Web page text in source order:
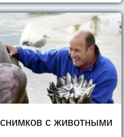
с животными